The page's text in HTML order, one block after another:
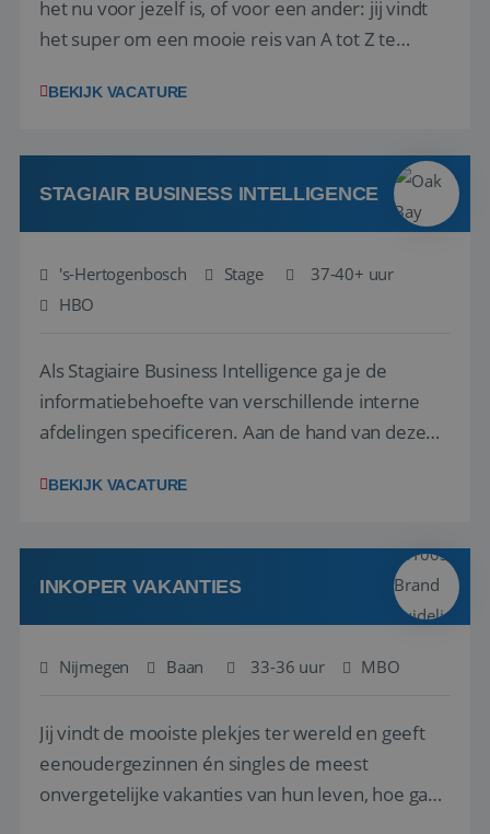
het nu voor jezelf is, of voor een ander: jij vindt
het super om een mooie reis van A tot Z te
vakantiegangers de meest prachtige plekjes op
werken: of het nu gaat om vragen ...
BEKIJK VACATURE
STAGIAIR BUSINESS INTELLIGENCE
's-Hertogenbosch Stage
37-40+ uur
HBO
Als Stagiaire Business Intelligence ga je de
informatiebehoefte van verschillende interne
afdelingen specificeren. Aan de hand van deze
adviezen, rapportages en dashboards
producten ontwikkel je door middel van de data
uit ons datawa...
BEKIJK VACATURE
INKOPER VAKANTIES
Nijmegen Baan 33-36 uur MBO
Jij vindt de mooiste plekjes ter wereld en geeft
eenoudergezinnen én singles de meest
onvergetelijke vakanties van hun leven, hoe gaaf